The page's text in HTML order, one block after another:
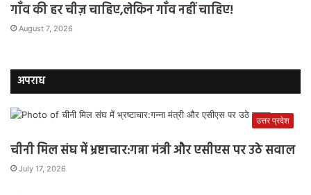
गाँव की हर चीज़ चाहिए,लेकिन गाँव नहीं चाहिए!
August 7, 2026
अपराध
उत्तर प्रदेश
चीनी मिल संघ में भ्रष्टाचार:गन्ना मंत्री और एसीएस पर उठे सवाल
July 17, 2026